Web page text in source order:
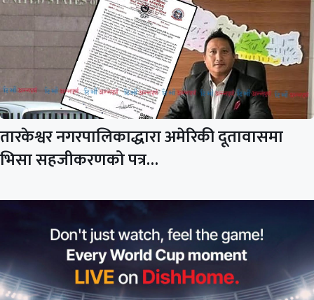
तारकेश्वर नगरपालिकाद्धारा अमेरिकी दूतावासमा
भिसा सहजीकरणको पत्र…